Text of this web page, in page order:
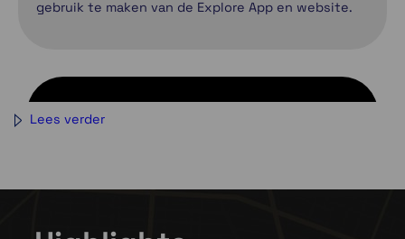
gebruik te maken van de Explore App en website.
Lees verder